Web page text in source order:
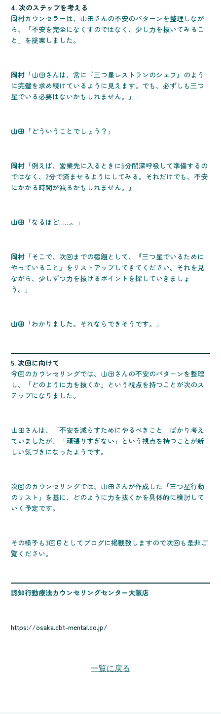
4. 次のステップを考える
岡村カウンセラーは、山田さんの不安のパターンを整理しなが
ら、「不安を完全になくすのではなく、少し力を抜いてみるこ
と」を提案しました。
岡村 「山田さんは、常に『三つ星レストランのシェフ』のよう
に完璧を求め続けているように見えます。でも、必ずしも三つ
星でいる必要はないかもしれません。」
山田 「どういうことでしょう？」
岡村 「例えば、営業先に入るときに5分間深呼吸して準備するの
ではなく、2分で済ませるようにしてみる。それだけでも、不安
にかかる時間が減るかもしれません。」
山田 「なるほど……。」
岡村 「そこで、次回までの宿題として、『三つ星でいるために
やっていること』をリストアップしてきてください。それを見
ながら、少しずつ力を抜けるポイントを探していきましょ
う。」
山田 「わかりました。それならできそうです。」
5. 次回に向けて
今回のカウンセリングでは、山田さんの不安のパターンを整理
し、「どのように力を抜くか」という視点を持つことが次のス
テップになりました。
山田さんは、「不安を減らすためにやるべきこと」ばかり考え
ていましたが、「頑張りすぎない」という視点を持つことが新
しい気づきになったようです。
次回のカウンセリングでは、山田さんが作成した「三つ星行動
のリスト」を基に、どのように力を抜くかを具体的に検討して
いく予定です。
その様子も3回目としてブログに掲載致しますので次回も是非ご
覧ください。
認知行動療法カウンセリングセンター大阪店
https://osaka.cbt-mental.co.jp/
一覧に戻る